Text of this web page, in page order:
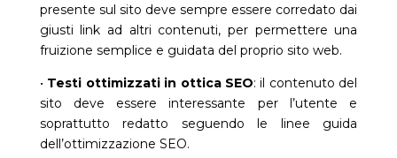
presente sul sito deve sempre essere corredato dai
giusti link ad altri contenuti, per permettere una
fruizione semplice e guidata del proprio sito web.
• Testi ottimizzati in ottica SEO: il contenuto del
sito deve essere interessante per l’utente e
soprattutto redatto seguendo le linee guida
dell’ottimizzazione SEO.